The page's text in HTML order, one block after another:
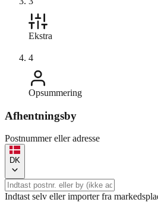
Ekstra
4
Opsummering
Afhentningsby
Postnummer eller adresse
DK
Indtast selv eller importer fra